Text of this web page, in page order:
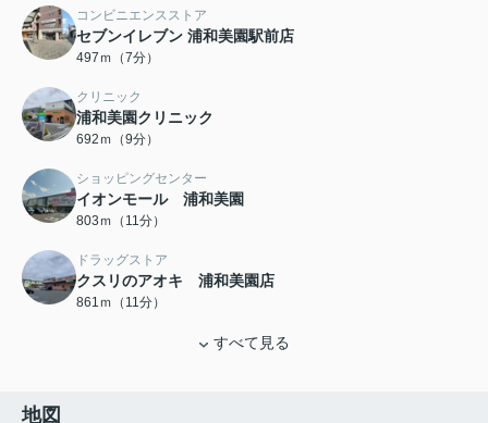
コンビニエンスストア
セブンイレブン 浦和美園駅前店
497ｍ（7分）
クリニック
浦和美園クリニック
692ｍ（9分）
ショッピングセンター
イオンモール 浦和美園
803ｍ（11分）
ドラッグストア
クスリのアオキ 浦和美園店
861ｍ（11分）
すべて見る
地図